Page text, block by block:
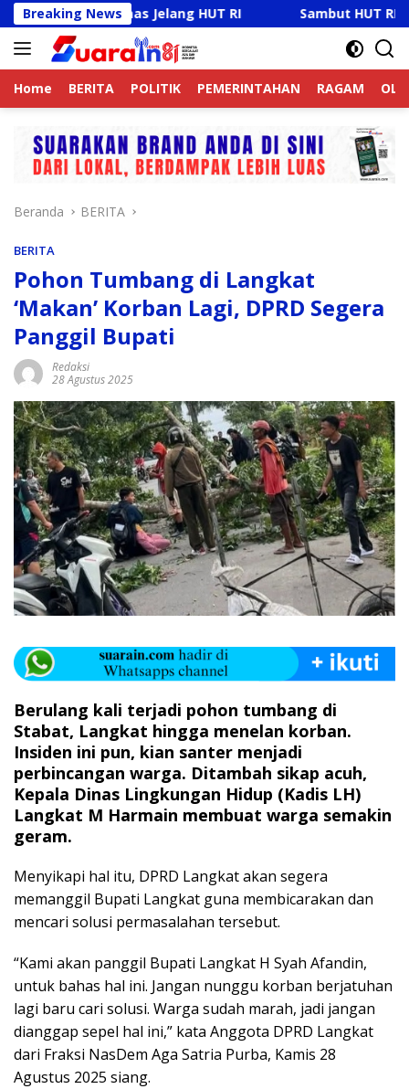
Langsung
ke
konten
Breaking News
Jelang HUT RI Sambut HUT RI Ke-81, Ricky
Home BERITA POLITIK PEMERINTAHAN RAGAM
Beranda BERITA
BERITA
Pohon Tumbang di Langkat
‘Makan’ Korban Lagi, DPRD Segera
Panggil Bupati
Redaksi
28 Agustus 2025
Berulang kali terjadi pohon tumbang di
Stabat, Langkat hingga menelan korban.
Insiden ini pun, kian santer menjadi
perbincangan warga. Ditambah sikap acuh,
Kepala Dinas Lingkungan Hidup (Kadis LH)
Langkat M Harmain membuat warga semakin
geram.
Menyikapi hal itu, DPRD Langkat akan segera
memanggil Bupati Langkat guna membicarakan dan
mencari solusi permasalahan tersebut.
“Kami akan panggil Bupati Langkat H Syah Afandin,
untuk bahas hal ini. Jangan nunggu korban berjatuhan
lagi baru cari solusi. Warga sudah marah, jadi jangan
dianggap sepel hal ini,” kata Anggota DPRD Langkat
dari Fraksi NasDem Aga Satria Purba, Kamis 28
Agustus 2025 siang.